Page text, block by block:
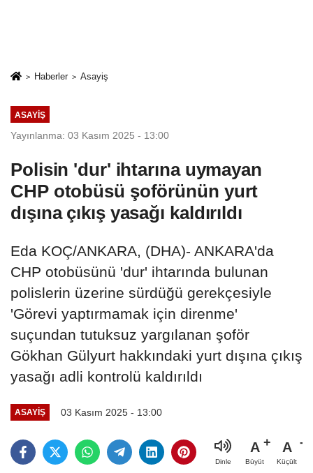
Haberler Asayiş
ASAYIŞ
Yayınlanma: 03 Kasım 2025 - 13:00
Polisin 'dur' ihtarına uymayan
CHP otobüsü şoförünün yurt
dışına çıkış yasağı kaldırıldı
Eda KOÇ/ANKARA, (DHA)- ANKARA'da
CHP otobüsünü 'dur' ihtarında bulunan
polislerin üzerine sürdüğü gerekçesiyle
'Görevi yaptırmamak için direnme'
suçundan tutuksuz yargılanan şoför
Gökhan Gülyurt hakkındaki yurt dışına çıkış
yasağı adli kontrolü kaldırıldı
ASAYIŞ 03 Kasım 2025 - 13:00
Dinle
A
Büyüt
A
Küçült